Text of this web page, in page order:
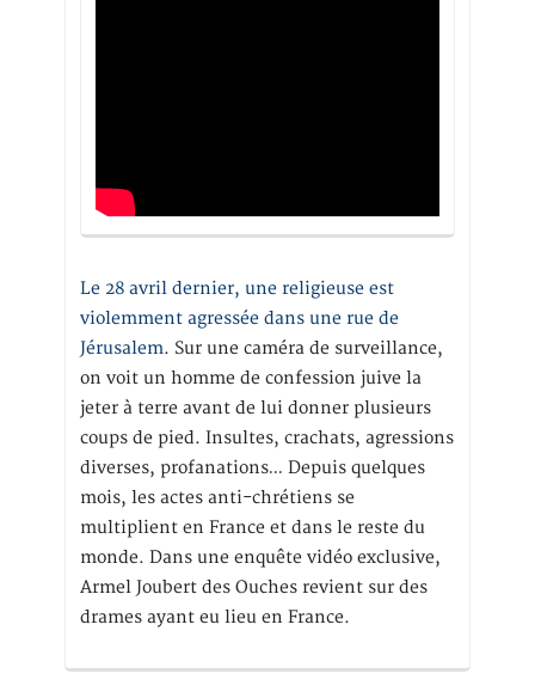
Le 28 avril dernier, une religieuse est
violemment agressée dans une rue de
Jérusalem. Sur une caméra de surveillance,
on voit un homme de confession juive la
jeter à terre avant de lui donner plusieurs
coups de pied. Insultes, crachats, agressions
diverses, profanations… Depuis quelques
mois, les actes anti-chrétiens se
multiplient en France et dans le reste du
monde. Dans une enquête vidéo exclusive,
Armel Joubert des Ouches revient sur des
drames ayant eu lieu en France.